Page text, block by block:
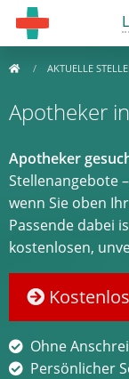
AKTUELLE
Apotheker
Apotheker
Stellenangebote
wenn Sie oben
Passende dabei
kostenlosen,
Ohne
Persönlicher